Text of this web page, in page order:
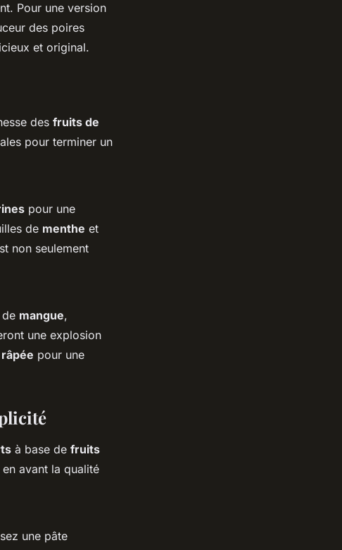
Pour une version
des poires
et original.
des fruits de
pour terminer un
pour une
de menthe et
non seulement
mangue,
une explosion
pour une
à base de fruits
en avant la qualité
une pâte